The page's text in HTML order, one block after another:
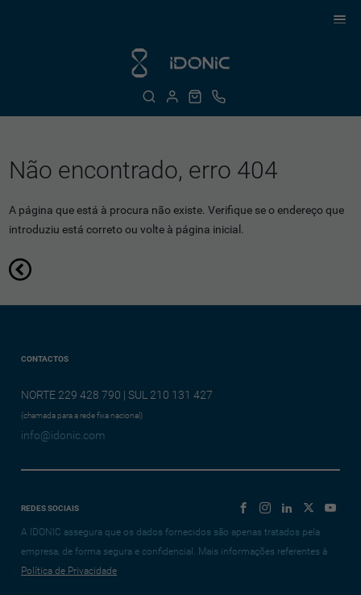
Não encontrado, erro 404
A página que está à procura não existe. Verifique se o endereço que
introduziu está correto ou volte à página inicial.
CONTACTOS
NORTE 229 428 790 | SUL 210 131 427
(chamada para a rede fixa nacional)
info@idonic.com
REDES SOCIAIS
A IDONIC assegura que os dados fornecidos são apenas tratados pela
empresa, de forma segura e confidencial. Mais informações referentes à
Política de Privacidade